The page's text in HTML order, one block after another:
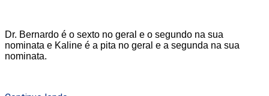
Dr. Bernardo é o sexto no geral e o segundo na sua
nominata e Kaline é a pita no geral e a segunda na sua
nominata.